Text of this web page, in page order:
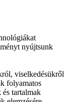
nyújtsunk
viselkedésükről
folyamatos
és tartalmak